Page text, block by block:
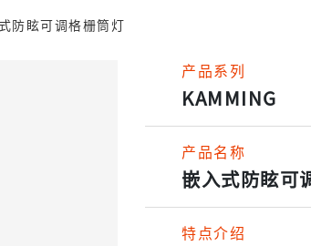
防眩可调格栅筒灯
产品系列
KAMMING
产品名称
嵌入式防眩可
特点介绍